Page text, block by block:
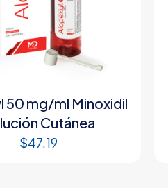
50 mg/ml Minoxidil
Cutánea
$47.19